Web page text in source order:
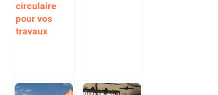
circulaire
pour vos
travaux